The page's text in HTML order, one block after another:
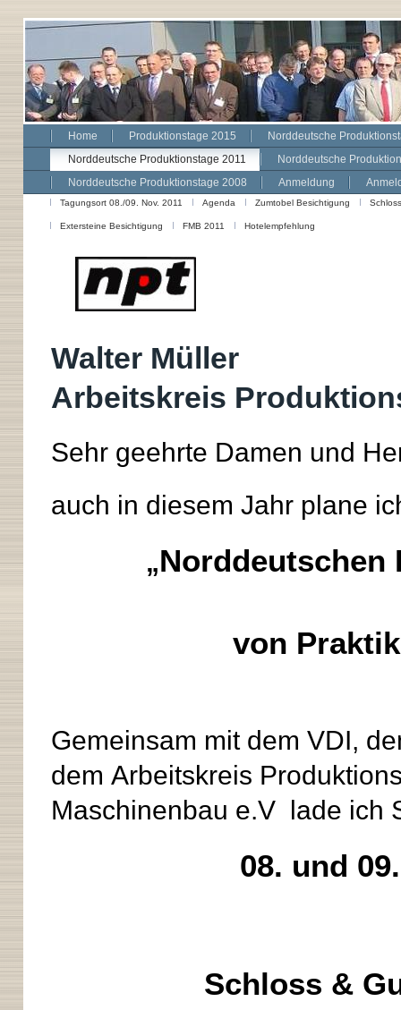
Home Produktionstage 2015
Norddeutsche
Norddeutsche Produktionstage 2011
Norddeutsche
Norddeutsche Produktionstage 2008
Anmeldung
Tagungsort 08./09. Nov. 2011 Agenda Zumtobel Besichtigung
Extersteine Besichtigung FMB 2011 Hotelempfehlung
Walter Müller
Arbeitskreis
Sehr geehrte Damen und
auch in diesem Jahr plane
„Norddeutschen
von
Gemeinsam mit dem VDI,
dem Arbeitskreis
Maschinenbau e.V lade ich
08. und
Schloss &